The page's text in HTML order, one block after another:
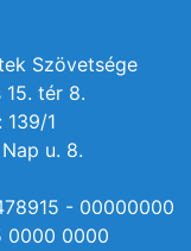
Szövetsége
15. tér 8.
139/1
u. 8.
- 00000000
0000 0000